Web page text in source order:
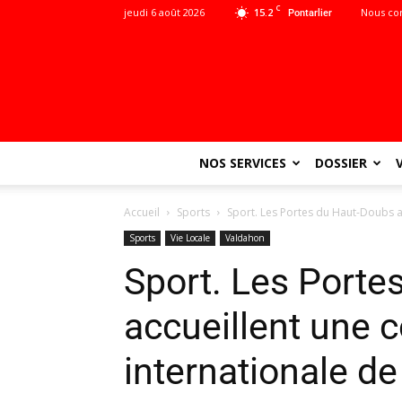
15.2 C Pontarlier
jeudi 6 août 2026 Nous
NOS SERVICES DOSSIER
Accueil Sports Sport. Les Portes du Haut-
Sports Vie Locale Valdahon
Sport. Les
accueillent une
internationale